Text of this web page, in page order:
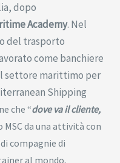
dopo
Academy. Nel
del trasporto
come banchiere
settore marittimo per
Shipping
che “dove va il cliente,
da una attività con
compagnie di
al mondo,